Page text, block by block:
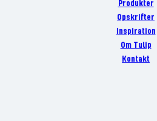
Produkter
Opskrifter
Inspiration
Om Tulip
Kontakt